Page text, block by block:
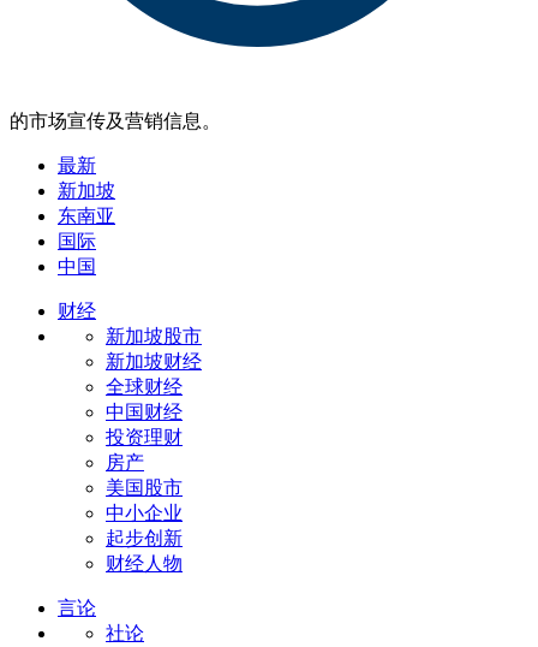
的市场宣传及营销信息。
最新
新加坡
东南亚
国际
中国
财经
新加坡股市
新加坡财经
全球财经
中国财经
投资理财
房产
美国股市
中小企业
起步创新
财经人物
言论
社论